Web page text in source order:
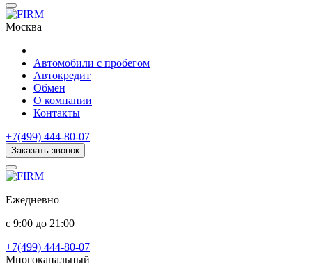
Москва
Автомобили с пробегом
Автокредит
Обмен
О компании
Контакты
+7(499) 444-80-07
Заказать звонок
Ежедневно
с 9:00 до 21:00
+7(499) 444-80-07
Многоканальный